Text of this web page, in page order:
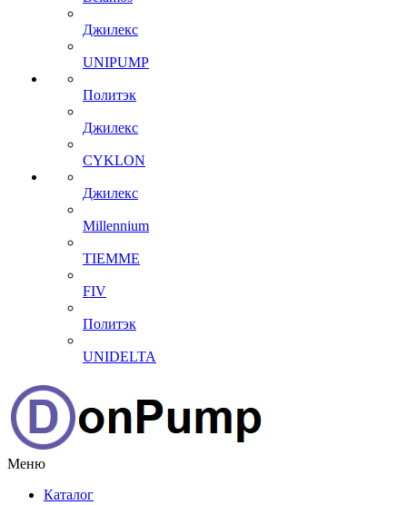
Джилекс
UNIPUMP
Политэк
Джилекс
CYKLON
Джилекс
Millennium
TIEMME
FIV
Политэк
UNIDELTA
Меню
Каталог